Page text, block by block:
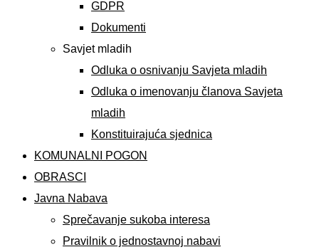
GDPR
Dokumenti
Savjet mladih
Odluka o osnivanju Savjeta mladih
Odluka o imenovanju članova Savjeta
mladih
Konstituirajuća sjednica
KOMUNALNI POGON
OBRASCI
Javna Nabava
Sprečavanje sukoba interesa
Pravilnik o jednostavnoj nabavi